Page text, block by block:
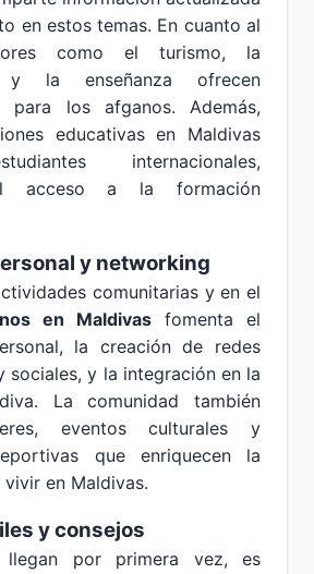
en estos temas. En cuanto al
como el turismo, la
y la enseñanza ofrecen
para los afganos. Además,
educativas en Maldivas
internacionales,
acceso a la formación
y networking
comunitarias y en el
en Maldivas fomenta el
la creación de redes
sociales, y la integración en la
La comunidad también
eventos culturales y
que enriquecen la
en Maldivas.
y consejos
llegan por primera vez, es